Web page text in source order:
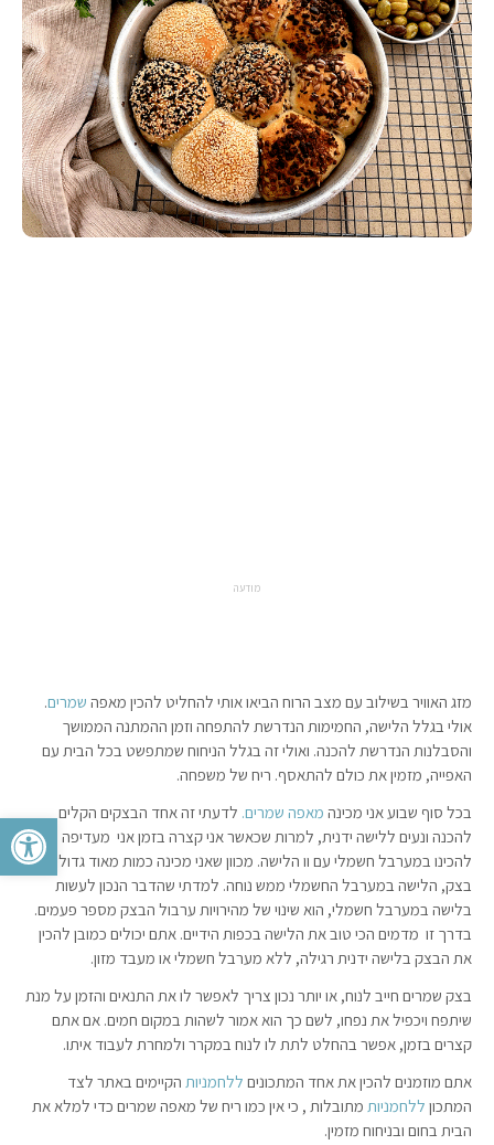
פתח
מודעה
מזג האוויר בשילוב עם מצב הרוח הביאו אותי להחליט להכין מאפה שמרים.
אולי בגלל הלישה, החמימות הנדרשת להתפחה וזמן ההמתנה הממושך
והסבלנות הנדרשת להכנה. ואולי זה בגלל הניחוח שמתפשט בכל הבית עם
האפייה, מזמין את כולם להתאסף. ריח של משפחה.
בכל סוף שבוע אני מכינה מאפה שמרים. לדעתי זה אחד הבצקים הקלים
להכנה ונעים ללישה ידנית, למרות שכאשר אני קצרה בזמן אני מעדיפה
להכינו במערבל חשמלי עם וו הלישה. מכוון שאני מכינה כמות מאוד גדולה של
בצק, הלישה במערבל החשמלי ממש נוחה. למדתי שהדבר הנכון לעשות
בלישה במערבל חשמלי, הוא שינוי של מהירויות ערבול הבצק מספר פעמים.
בדרך זו מדמים הכי טוב את הלישה בכפות הידיים. אתם יכולים כמובן להכין
את הבצק בלישה ידנית רגילה, ללא מערבל חשמלי או מעבד מזון.
בצק שמרים חייב לנוח, או יותר נכון צריך לאפשר לו את התנאים והזמן על מנת
שיתפח ויכפיל את נפחו, לשם כך הוא אמור לשהות במקום חמים. אם אתם
קצרים בזמן, אפשר בהחלט לתת לו לנוח במקרר ולמחרת לעבוד איתו.
אתם מוזמנים להכין את אחד המתכונים ללחמניות הקיימים באתר לצד
המתכון ללחמניות מתובלות , כי אין כמו ריח של מאפה שמרים כדי למלא את
הבית בחום ובניחוח מזמין.